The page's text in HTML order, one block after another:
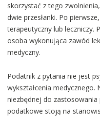
skorzystać z tego
dwie przesłanki. Po
terapeutyczny lub leczniczy.
osoba wykonująca zawód
medyczny.
Podatnik z pytania nie jest
wykształcenia medycznego.
niezbędnej do
podatkowe stoją na